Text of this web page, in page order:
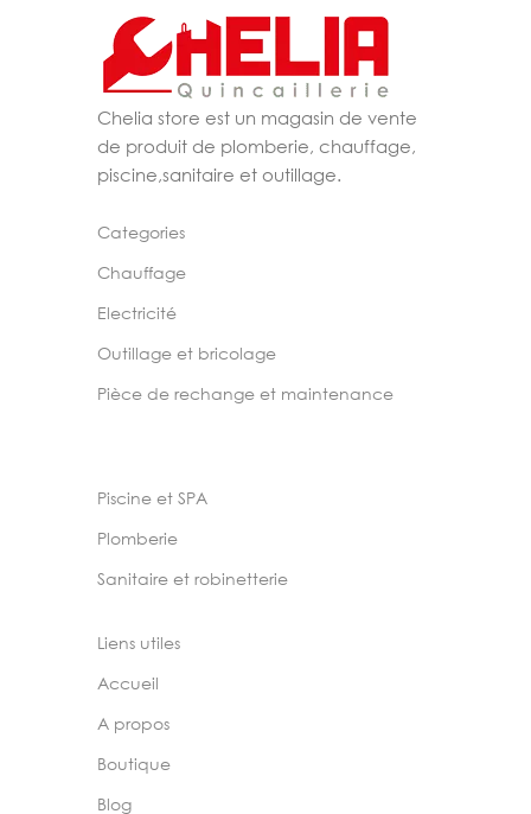
Chelia store est un magasin de vente
de produit de plomberie, chauffage,
piscine,sanitaire et outillage.
Categories
Chauffage
Electricité
Outillage et bricolage
Pièce de rechange et maintenance
Piscine et SPA
Plomberie
Sanitaire et robinetterie
Liens utiles
Accueil
A propos
Boutique
Blog